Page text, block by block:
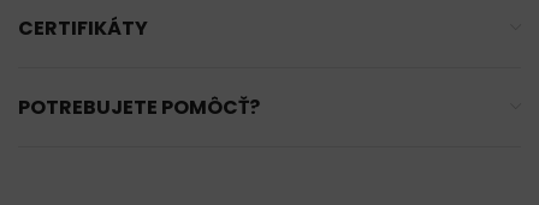
CERTIFIKÁTY
POTREBUJETE POMÔCŤ?